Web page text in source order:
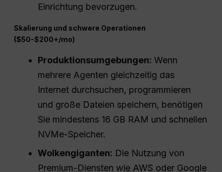
Einrichtung bevorzugen.
Skalierung und schwere Operationen
($50-$200+/mo)
Produktionsumgebungen: Wenn
mehrere Agenten gleichzeitig das
Internet durchsuchen, programmieren
und große Dateien speichern, benötigen
Sie mindestens 16 GB RAM und schnellen
NVMe-Speicher.
Wolkengiganten: Die Nutzung von
Premium-Diensten wie AWS oder Google